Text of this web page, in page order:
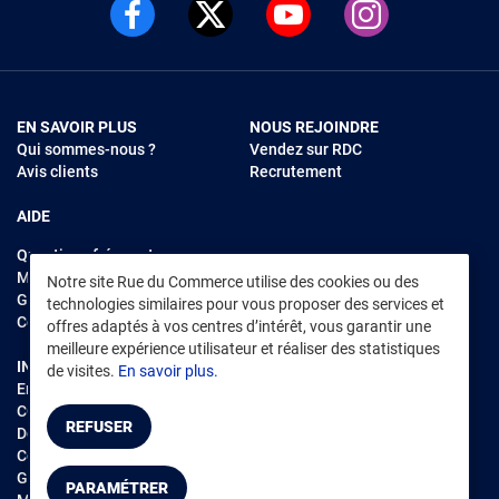
Notre site Rue du Commerce utilise des cookies ou des
technologies similaires pour vous proposer des services et
offres adaptés à vos centres d’intérêt, vous garantir une
meilleure expérience utilisateur et réaliser des statistiques
de visites. En savoir plus.
REFUSER
PARAMÉTRER
EN SAVOIR PLUS
Qui sommes-nous ?
Avis clients
AIDE
Questions fréquentes
Modes de règlements
Garantie et retours
Contacter Rue du Commerce
NOUS REJOINDRE
Vendez sur RDC
Recrutement
INFORMATIONS LÉGALES
Environnement
CGV /CGU Marketplace
Données personnelles
Cookies
Gérer mes cookies